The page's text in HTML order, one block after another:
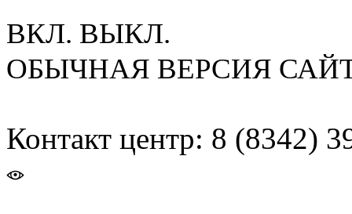
ВКЛ. ВЫКЛ.
ОБЫЧНАЯ ВЕРСИЯ
Контакт центр: 8 (8342)